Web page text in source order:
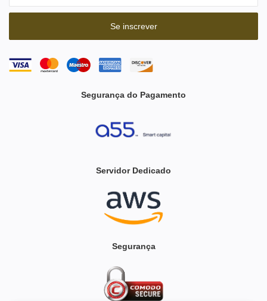
Se inscrever
Segurança do Pagamento
Servidor Dedicado
Segurança